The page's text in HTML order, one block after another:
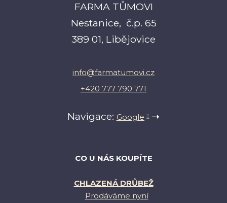
FARMA TŮMOVI
Nestanice, č.p. 65
389 01, Libějovice
info@farmatumovi.cz
+420 777 790 771
Navigace: Google ➝
CO U NÁS KOUPÍTE
CHLAZENÁ DRŮBEŽ
Prodáváme nyní